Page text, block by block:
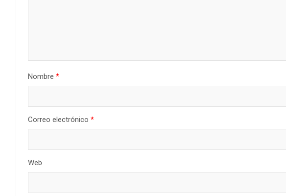
Nombre *
Correo electrónico *
Web